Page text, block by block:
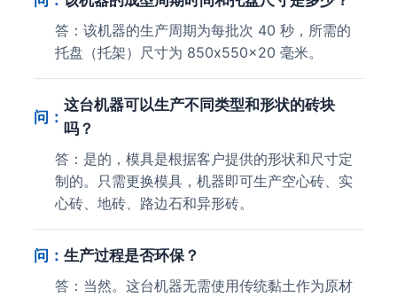
答：该机器的生产周期为每批次 40 秒，所需的
托盘（托架）尺寸为 850x550x20 毫米。
问：
这台机器可以生产不同类型和形状的砖块
吗？
答：是的，模具是根据客户提供的形状和尺寸定
制的。只需更换模具，机器即可生产空心砖、实
心砖、地砖、路边石和异形砖。
问： 生产过程是否环保？
答：当然。这台机器无需使用传统黏土作为原材